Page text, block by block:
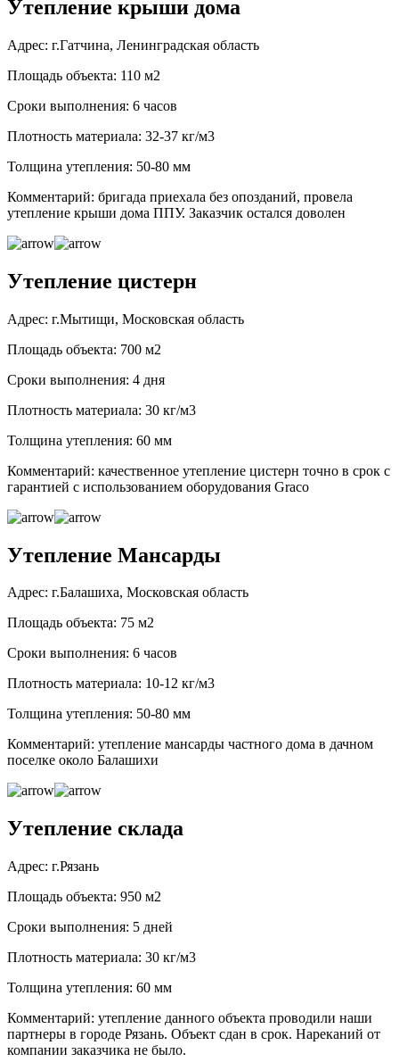
Утепление крыши дома
Адрес: г.Гатчина, Ленинградская область
Площадь объекта: 110 м2
Сроки выполнения: 6 часов
Плотность материала: 32-37 кг/м3
Толщина утепления: 50-80 мм
Комментарий: бригада приехала без опозданий, провела
утепление крыши дома ППУ. Заказчик остался доволен
Утепление цистерн
Адрес: г.Мытищи, Московская область
Площадь объекта: 700 м2
Сроки выполнения: 4 дня
Плотность материала: 30 кг/м3
Толщина утепления: 60 мм
Комментарий: качественное утепление цистерн точно в срок с
гарантией с использованием оборудования Graco
Утепление Мансарды
Адрес: г.Балашиха, Московская область
Площадь объекта: 75 м2
Сроки выполнения: 6 часов
Плотность материала: 10-12 кг/м3
Толщина утепления: 50-80 мм
Комментарий: утепление мансарды частного дома в дачном
поселке около Балашихи
Утепление склада
Адрес: г.Рязань
Площадь объекта: 950 м2
Сроки выполнения: 5 дней
Плотность материала: 30 кг/м3
Толщина утепления: 60 мм
Комментарий: утепление данного объекта проводили наши
партнеры в городе Рязань. Объект сдан в срок. Нареканий от
компании заказчика не было.